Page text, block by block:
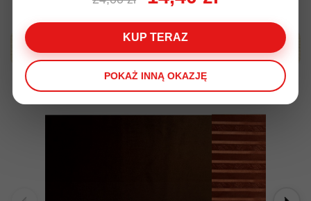
Produkty z tej samej kategori
KUP TERAZ
POKAŻ INNĄ OKAZJĘ